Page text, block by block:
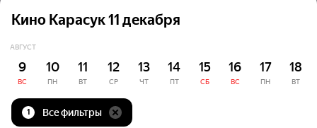
Кино Карасук 11 декабря
АВГУСТ
9
ВС
10
ПН
11
ВТ
12
СР
13
ЧТ
14
ПТ
15
СБ
16
ВС
17
ПН
18
ВТ
1 Все фильтры